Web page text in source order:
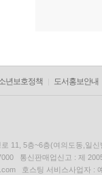
년보호정책 도서홍보안내
11, 5층~6층(여의도동,일신
통신판매업신고 : 제
호스팅 서비스사업자 :